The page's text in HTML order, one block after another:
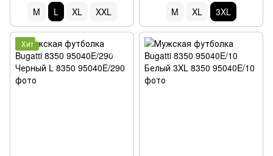
M L XL XXL M XL 3XL
Хит